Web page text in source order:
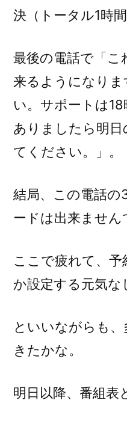
決（トータル1時間
最後の電話で「こ
来るようになり
い。サポートは
ありましたら明日
てください。」。
結局、この電話の
ードは出来ません
ここで疲れて、予
か設定する元気な
といいながらも
きたかな。
明日以降、番組表